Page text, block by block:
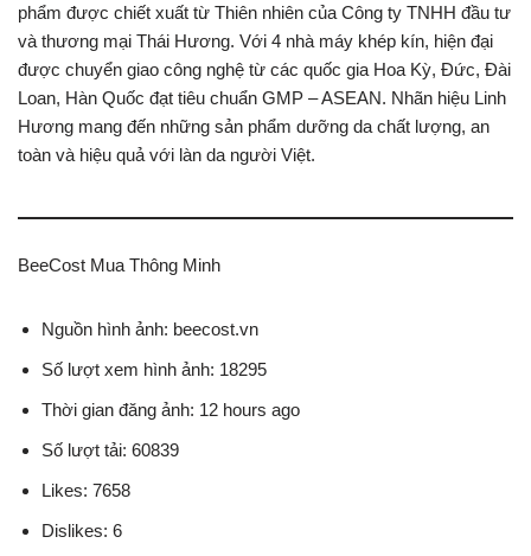
phẩm được chiết xuất từ Thiên nhiên của Công ty TNHH đầu tư
và thương mại Thái Hương. Với 4 nhà máy khép kín, hiện đại
được chuyển giao công nghệ từ các quốc gia Hoa Kỳ, Đức, Đài
Loan, Hàn Quốc đạt tiêu chuẩn GMP – ASEAN. Nhãn hiệu Linh
Hương mang đến những sản phẩm dưỡng da chất lượng, an
toàn và hiệu quả với làn da người Việt.
BeeCost Mua Thông Minh
Nguồn hình ảnh: beecost.vn
Số lượt xem hình ảnh: 18295
Thời gian đăng ảnh: 12 hours ago
Số lượt tải: 60839
Likes: 7658
Dislikes: 6